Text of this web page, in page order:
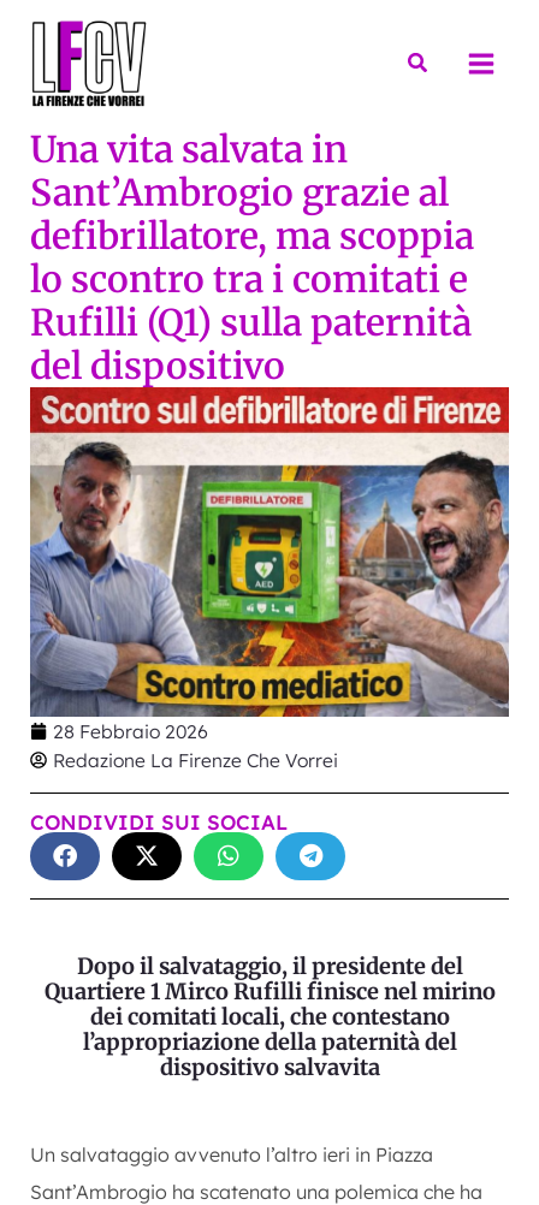
Cerca
Una vita salvata in
Sant’Ambrogio grazie al
defibrillatore, ma scoppia
lo scontro tra i comitati e
Rufilli (Q1) sulla paternità
del dispositivo
28 Febbraio 2026
Redazione La Firenze Che Vorrei
CONDIVIDI SUI SOCIAL
Dopo il salvataggio, il presidente del
Quartiere 1 Mirco Rufilli finisce nel mirino
dei comitati locali, che contestano
l’appropriazione della paternità del
dispositivo salvavita
Un salvataggio avvenuto l’altro ieri in Piazza
Sant’Ambrogio ha scatenato una polemica che ha